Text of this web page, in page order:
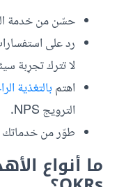
حسّن من خدمة
رد على
لا تترك تجرِبة
اهتمبالتغذية
الترويج NPS.
طوّر من خدماتك
ما أنواع